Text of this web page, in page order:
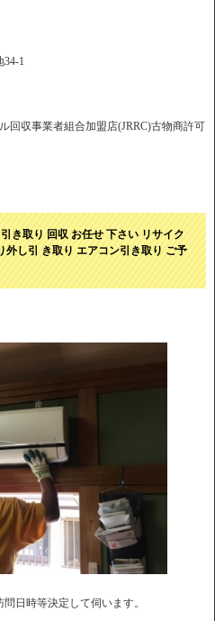
1
回収事業者組合加盟店(JRRC)古物商許可
き取り 回収 お任せ 下さい リサイク
し引 き取り エアコン引き取り ご予
日時等決定して伺います。